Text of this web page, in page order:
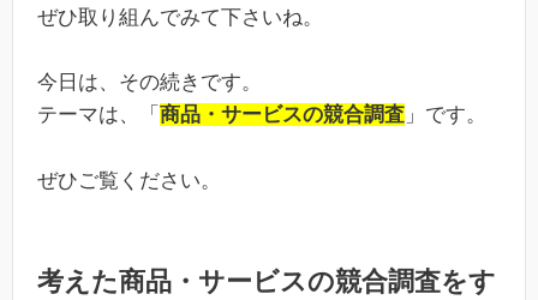
ぜひ取り組んでみて下さいね。
今日は、その続きです。
テーマは、「 商品・サービスの競合調査 」です。
ぜひご覧ください。
考えた商品・サービスの競合調査をす